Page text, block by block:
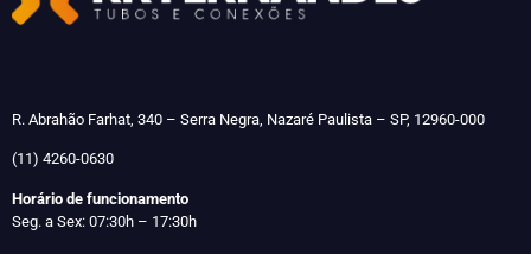
R. Abrahão Farhat, 340 – Serra Negra, Nazaré Paulista – SP, 12960-000
(11) 4260-0630
Horário de funcionamento
Seg. a Sex: 07:30h – 17:30h